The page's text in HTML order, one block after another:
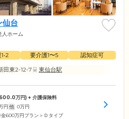
仙台
人ホーム
要介護1〜5
認知症可
田東2-12-7
東仙台駅
600.0万円) + 介護保険料
円 他 0万円
600万円プラン＞Ｄタイプ